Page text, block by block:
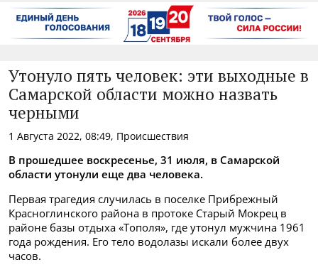
Утонуло пять человек: эти выходные в
Самарской области можно назвать
черными
1 Августа 2022, 08:49, Происшествия
В прошедшее воскресенье, 31 июля, в Самарской
области утонули еще два человека.
Первая трагедия случилась в поселке Прибрежный
Красноглинского района в протоке Старый Мокрец в
районе базы отдыха «Тополя», где утонул мужчина 1961
года рождения. Его тело водолазы искали более двух
часов.